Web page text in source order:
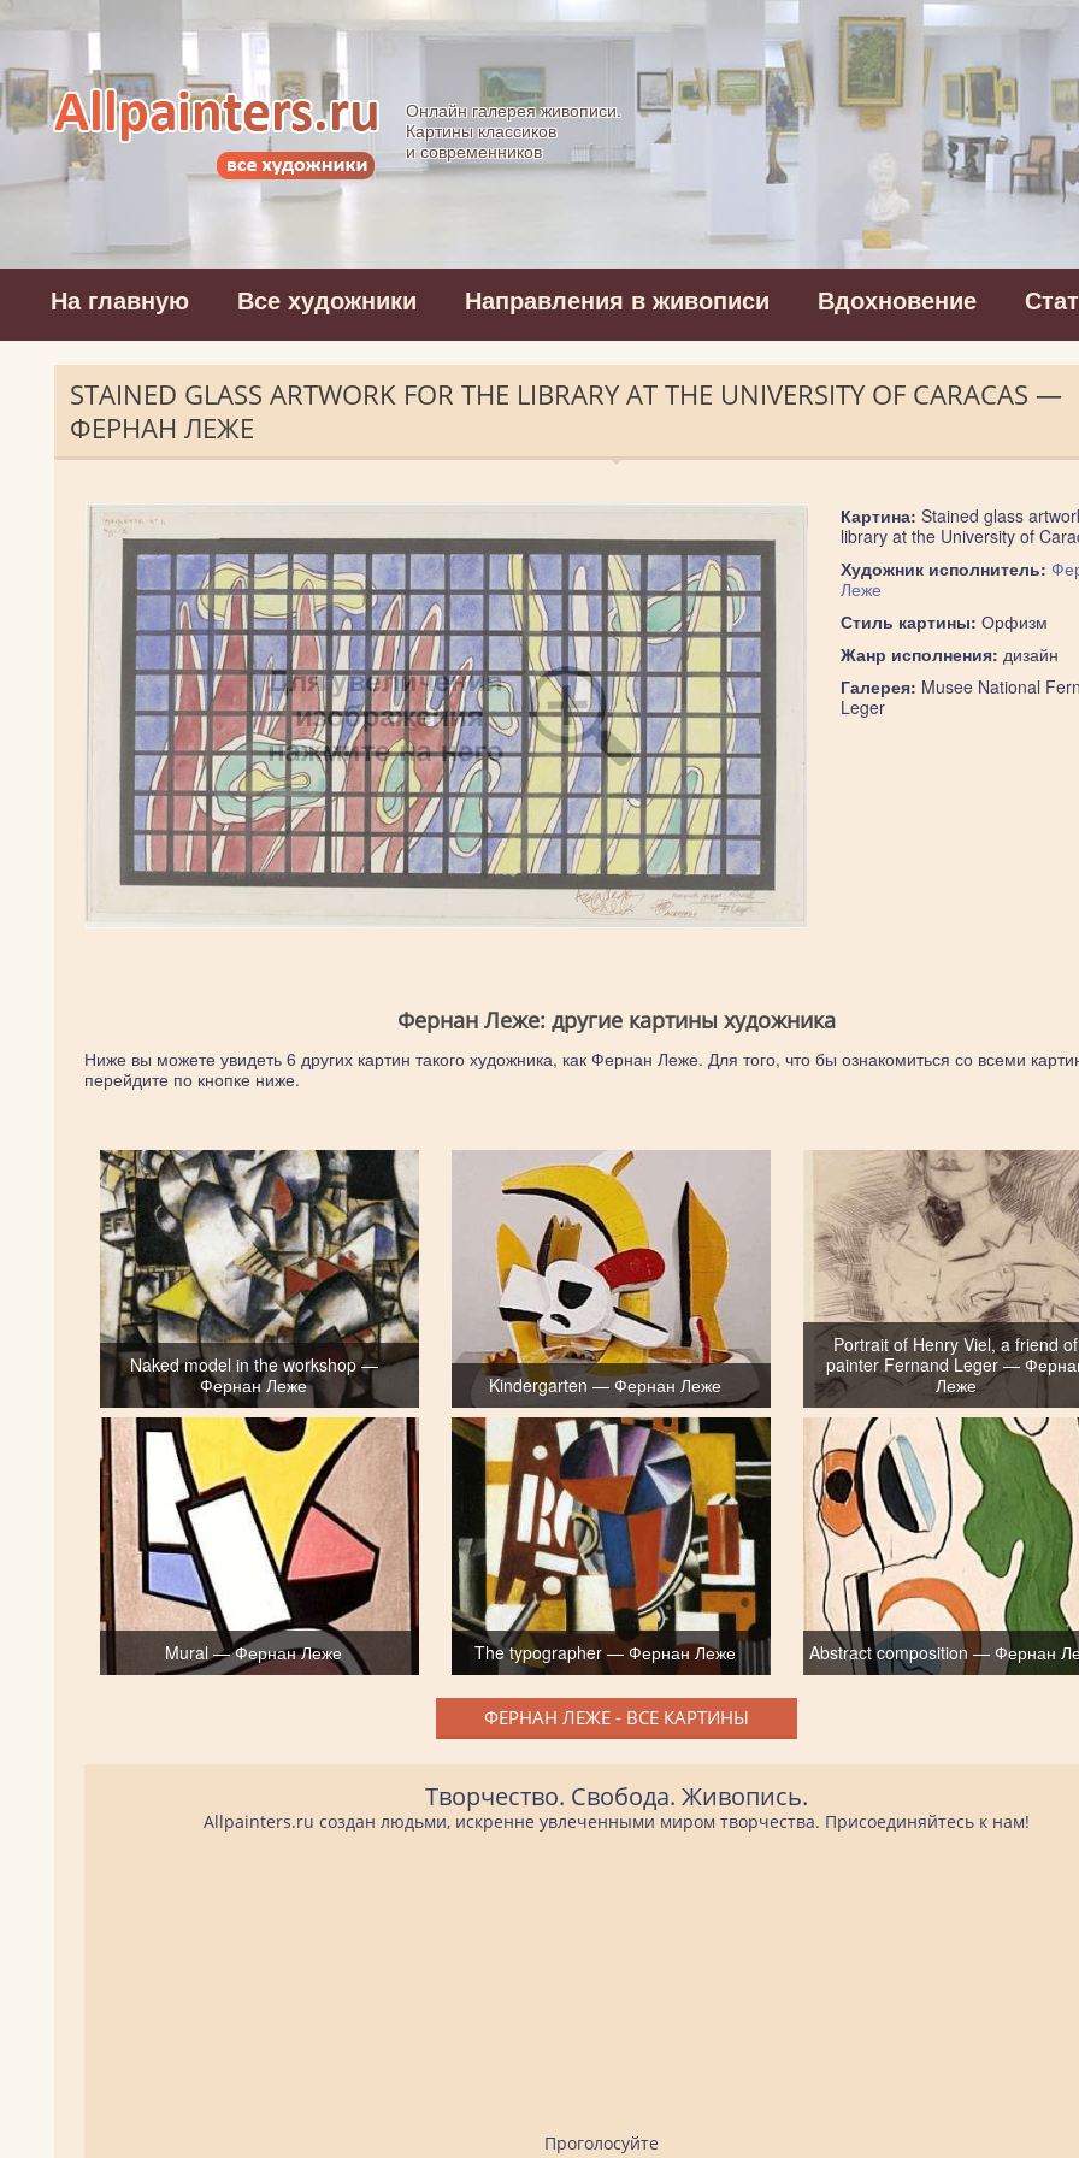
Allpainters.ru - картинная галерея
Онлайн галерея живописи.
Картины классиков
и современников
На главную Все художники Направления в живописи Вдохновение
STAINED GLASS ARTWORK FOR THE LIBRARY AT THE UNIVERSITY OF CARACAS —
ФЕРНАН ЛЕЖЕ
Картина: Stained glass
library at the University of
Художник исполнитель:
Леже
Стиль картины: Орфизм
Жанр исполнения: дизайн
Галерея: Musee National
Leger
Фернан Леже: другие картины художника
Ниже вы можете увидеть 6 других картин такого художника, как Фернан Леже. Для того, что бы ознакомиться со всеми
перейдите по кнопке ниже.
Naked model in the workshop —
Фернан Леже
Kindergarten — Фернан Леже
Portrait of Henry Viel, a friend of
painter Fernand Leger —
Леже
Mural — Фернан Леже The typographer — Фернан Леже Abstract composition — Фернан
ФЕРНАН ЛЕЖЕ - ВСЕ КАРТИНЫ
Творчество. Свобода. Живопись.
Allpainters.ru создан людьми, искренне увлеченными миром творчества. Присоединяйтесь к нам!
Проголосуйте